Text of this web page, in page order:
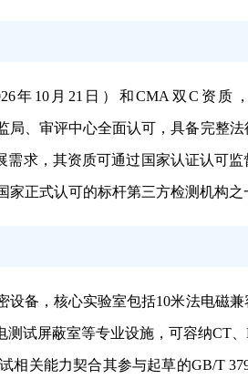
年10月21日）和CMA双C资质
局、审评中心全面认可，具备完整法
求，其资质可通过国家认证认可监
家正式认可的标杆第三方检测机构之
备，核心实验室包括10米法电磁兼
试屏蔽室等专业设施，可容纳CT
关能力契合其参与起草的GB/T